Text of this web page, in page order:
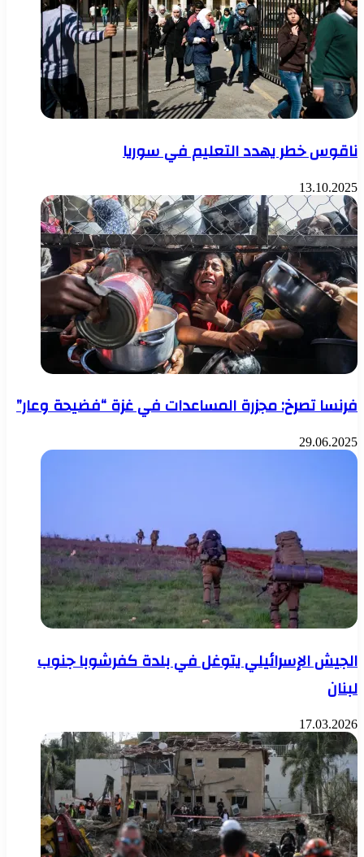
ناقوس خطر يهدد التعليم في سوريا
13.10.2025
فرنسا تصرخ: مجزرة المساعدات في غزة “فضيحة وعار”
29.06.2025
الجيش الإسرائيلي يتوغل في بلدة كفرشوبا جنوب
لبنان
17.03.2026